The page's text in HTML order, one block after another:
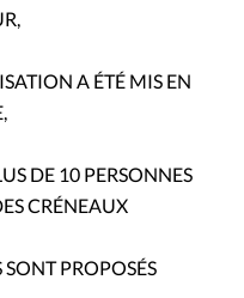
A ÉTÉ MIS EN
DE 10 PERSONNES
CRÉNEAUX
PROPOSÉS